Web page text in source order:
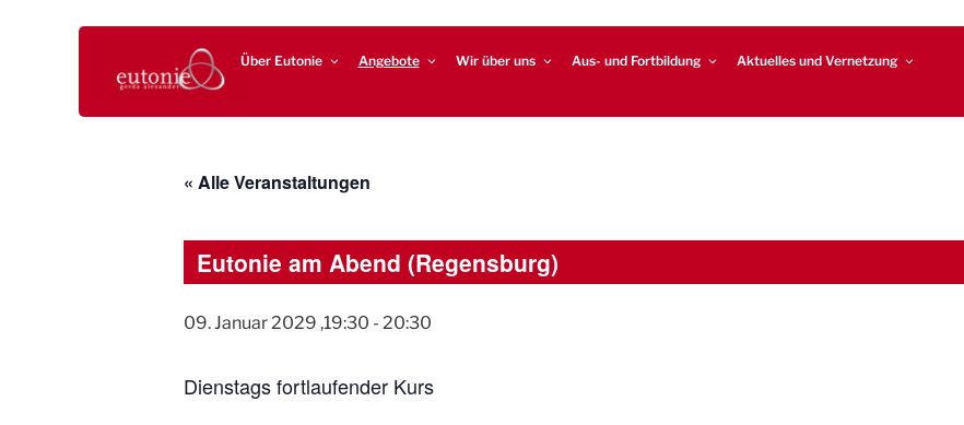
EUTONIE.DE
Über Eutonie Angebote Wir über uns Aus- und Fortbildung Aktuelles und Vernetzung
« Alle Veranstaltungen
Eutonie am Abend (Regensburg)
09. Januar 2029 ,19:30 - 20:30
Dienstags fortlaufender Kurs